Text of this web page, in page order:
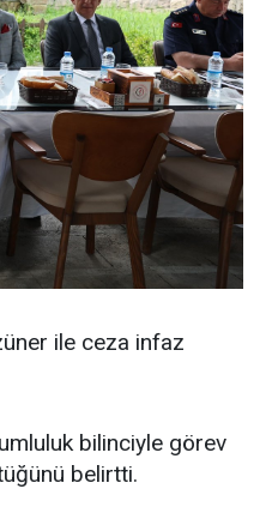
ile ceza infaz
bilinciyle görev
belirtti.